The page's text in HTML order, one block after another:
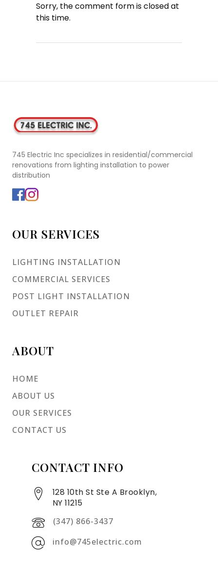
Sorry, the comment form is closed at
this time.
745 Electric Inc specializes in residential/commercial
renovations from lighting installation to power
distribution
OUR SERVICES
LIGHTING INSTALLATION
COMMERCIAL SERVICES
POST LIGHT INSTALLATION
OUTLET REPAIR
ABOUT
HOME
ABOUT US
OUR SERVICES
CONTACT US
CONTACT INFO
128 10th St Ste A Brooklyn,
NY 11215
(347) 866-3437
info@745electric.com